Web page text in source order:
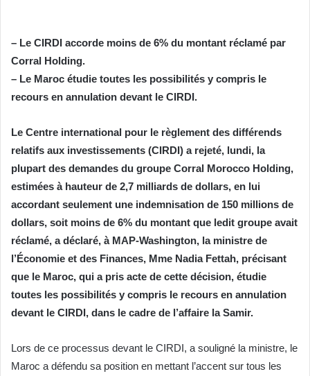
– Le CIRDI accorde moins de 6% du montant réclamé par
Corral Holding.
– Le Maroc étudie toutes les possibilités y compris le
recours en annulation devant le CIRDI.
Le Centre international pour le règlement des différends
relatifs aux investissements (CIRDI) a rejeté, lundi, la
plupart des demandes du groupe Corral Morocco Holding,
estimées à hauteur de 2,7 milliards de dollars, en lui
accordant seulement une indemnisation de 150 millions de
dollars, soit moins de 6% du montant que ledit groupe avait
réclamé, a déclaré, à MAP-Washington, la ministre de
l’Économie et des Finances, Mme Nadia Fettah, précisant
que le Maroc, qui a pris acte de cette décision, étudie
toutes les possibilités y compris le recours en annulation
devant le CIRDI, dans le cadre de l’affaire la Samir.
Lors de ce processus devant le CIRDI, a souligné la ministre, le
Maroc a défendu sa position en mettant l’accent sur tous les